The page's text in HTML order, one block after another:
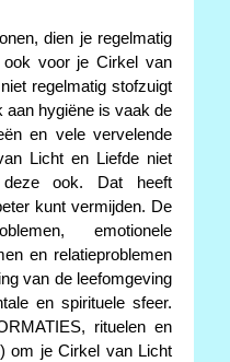
dien je regelmatig
voor je Cirkel van
regelmatig stofzuigt
aan hygiëne is vaak de
en vele vervelende
Licht en Liefde niet
deze ook. Dat heeft
kunt vermijden. De
emotionele
en relatieproblemen
van de leefomgeving
en spirituele sfeer.
rituelen en
om je Cirkel van Licht